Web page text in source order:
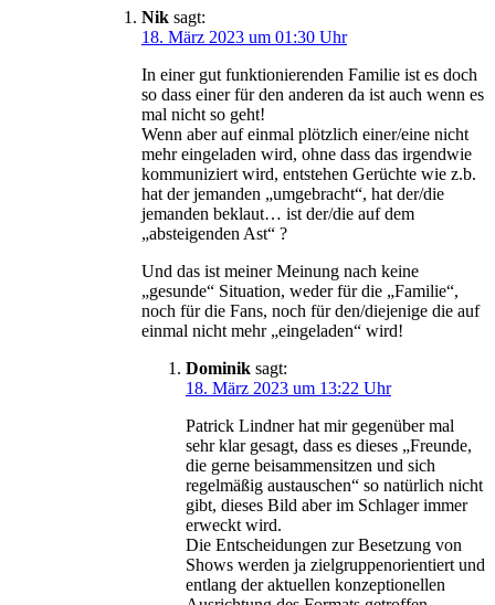
Nik sagt:
18. März 2023 um 01:30 Uhr
In einer gut funktionierenden Familie ist es doch
so dass einer für den anderen da ist auch wenn es
mal nicht so geht!
Wenn aber auf einmal plötzlich einer/eine nicht
mehr eingeladen wird, ohne dass das irgendwie
kommuniziert wird, entstehen Gerüchte wie z.b.
hat der jemanden „umgebracht“, hat der/die
jemanden beklaut… ist der/die auf dem
„absteigenden Ast“ ?
Und das ist meiner Meinung nach keine
„gesunde“ Situation, weder für die „Familie“,
noch für die Fans, noch für den/diejenige die auf
einmal nicht mehr „eingeladen“ wird!
Dominik sagt:
18. März 2023 um 13:22 Uhr
Patrick Lindner hat mir gegenüber mal
sehr klar gesagt, dass es dieses „Freunde,
die gerne beisammensitzen und sich
regelmäßig austauschen“ so natürlich nicht
gibt, dieses Bild aber im Schlager immer
erweckt wird.
Die Entscheidungen zur Besetzung von
Shows werden ja zielgruppenorientiert und
entlang der aktuellen konzeptionellen